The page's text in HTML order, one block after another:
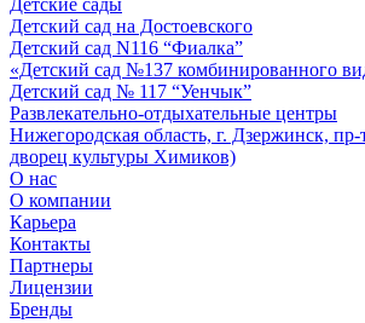
Детские сады
Детский сад на Достоевского
Детский сад N116 “Фиалка”
«Детский сад №137 комбинированного
Детский сад № 117 “Уенчык”
Развлекательно-отдыхательные центры
Нижегородская область, г. Дзержинск,
дворец культуры Химиков)
О нас
О компании
Карьера
Контакты
Партнеры
Лицензии
Бренды